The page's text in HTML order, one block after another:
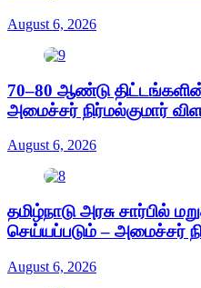
August 6, 2026
70–80 ஆண்டு
அமைச்சர் நிர்மல்குமார்
August 6, 2026
தமிழ்நாடு அரசு சார்பில்
செய்யப்படும் – அமைச்சர்
August 6, 2026